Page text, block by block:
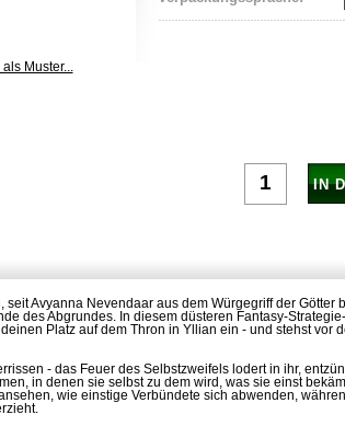
Muster...
IN
seit Avyanna Nevendaar aus dem Würgegriff der Götter
des Abgrundes. In diesem düsteren Fantasy-
Platz auf dem Thron in Yllian ein - und stehst vor
- das Feuer des Selbstzweifels lodert in ihr,
in denen sie selbst zu dem wird, was sie einst
wie einstige Verbündete sich abwenden,